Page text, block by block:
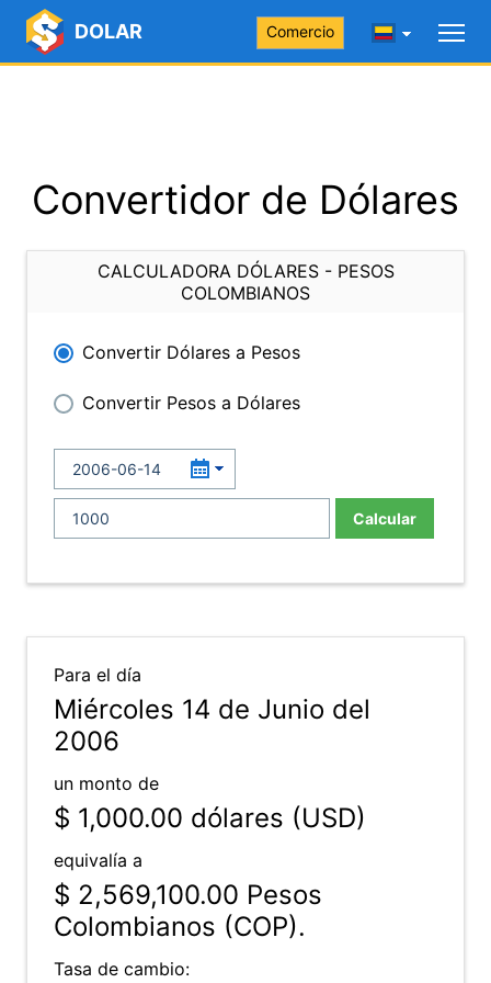
DOLAR Comercio
Convertidor de Dólares
CALCULADORA DÓLARES - PESOS
COLOMBIANOS
Convertir Dólares a Pesos
Convertir Pesos a Dólares
Calcular
Para el día
Miércoles 14 de Junio del
2006
un monto de
$ 1,000.00 dólares (USD)
equivalía a
$ 2,569,100.00 Pesos
Colombianos (COP).
Tasa de cambio: